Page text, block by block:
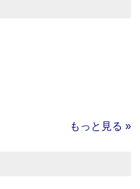
もっと見る »